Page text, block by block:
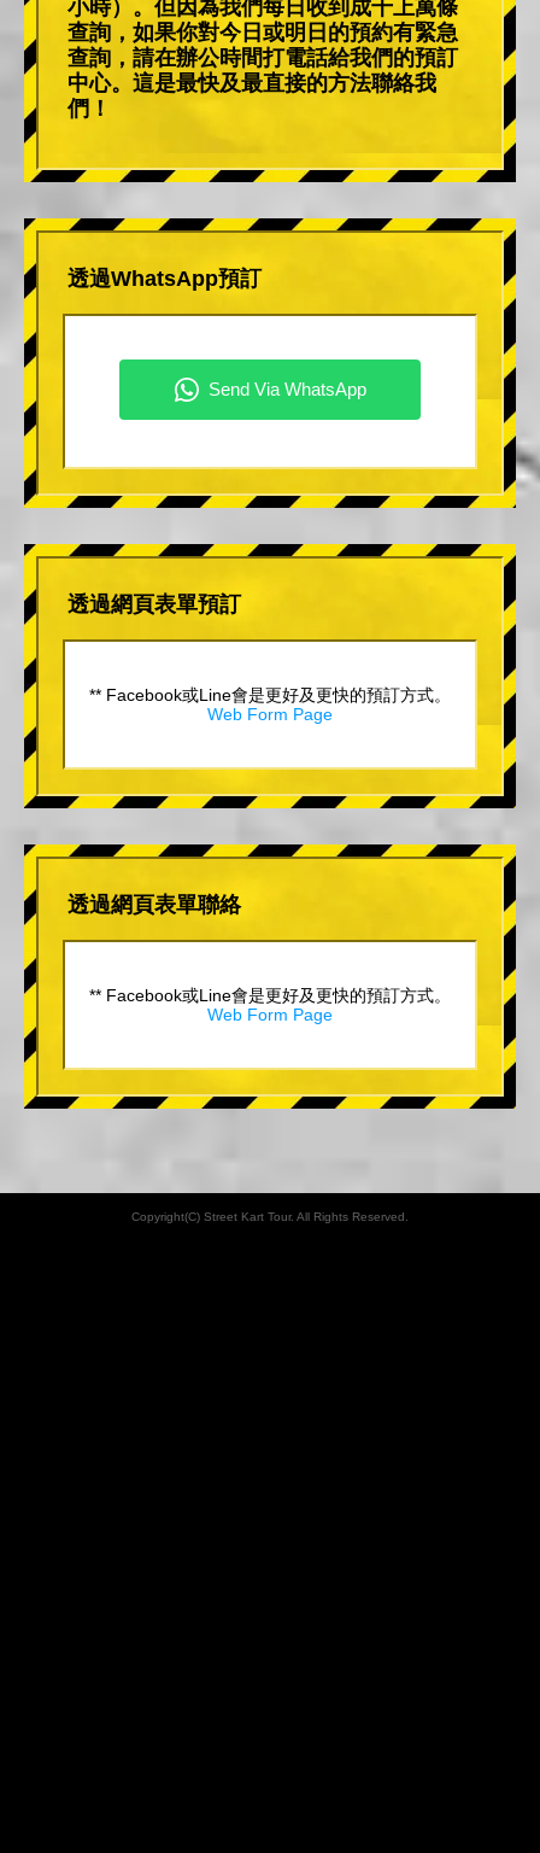
小時）。但因為我們每日收到成千上萬條
查詢，如果你對今日或明日的預約有緊急
查詢，請在辦公時間打電話給我們的預訂
中心。這是最快及最直接的方法聯絡我
們！
透過WhatsApp預訂
透過網頁表單預訂
** Facebook或Line會是更好及更快的預訂方式。
Web Form Page
透過網頁表單聯絡
** Facebook或Line會是更好及更快的預訂方式。
Web Form Page
Copyright(C) Street Kart Tour. All Rights Reserved.